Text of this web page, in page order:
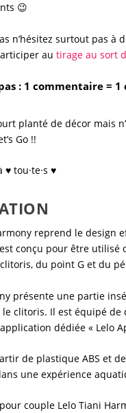
😉
n’hésitez surtout pas
au tirage au sort
: 1 commentaire =
planté de décor mais
Go !!
tou·te·s ♥
reprend le design
conçu pour être utilisé
clitoris, du point G et du
présente une partie
le clitoris. Il est équipé
dédiée « Lelo
de plastique ABS et
une expérience
couple Lelo Tiani